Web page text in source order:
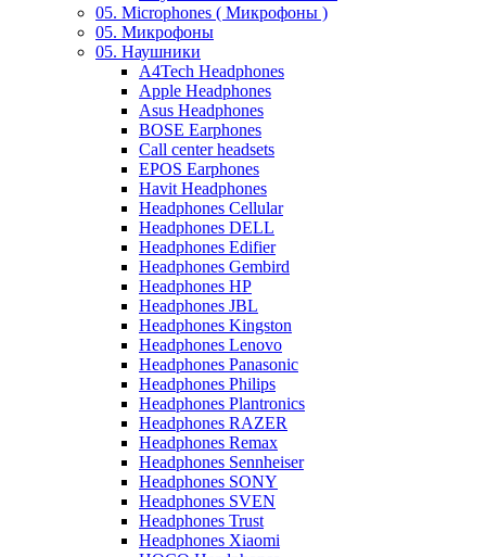
05. Microphones ( Микрофоны )
05. Микрофоны
05. Наушники
A4Tech Headphones
Apple Headphones
Asus Headphones
BOSE Earphones
Call center headsets
EPOS Earphones
Havit Headphones
Headphones Cellular
Headphones DELL
Headphones Edifier
Headphones Gembird
Headphones HP
Headphones JBL
Headphones Kingston
Headphones Lenovo
Headphones Panasonic
Headphones Philips
Headphones Plantronics
Headphones RAZER
Headphones Remax
Headphones Sennheiser
Headphones SONY
Headphones SVEN
Headphones Trust
Headphones Xiaomi